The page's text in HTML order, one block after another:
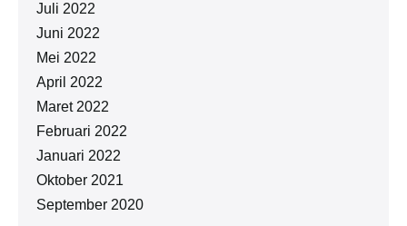
Juli 2022
Juni 2022
Mei 2022
April 2022
Maret 2022
Februari 2022
Januari 2022
Oktober 2021
September 2020